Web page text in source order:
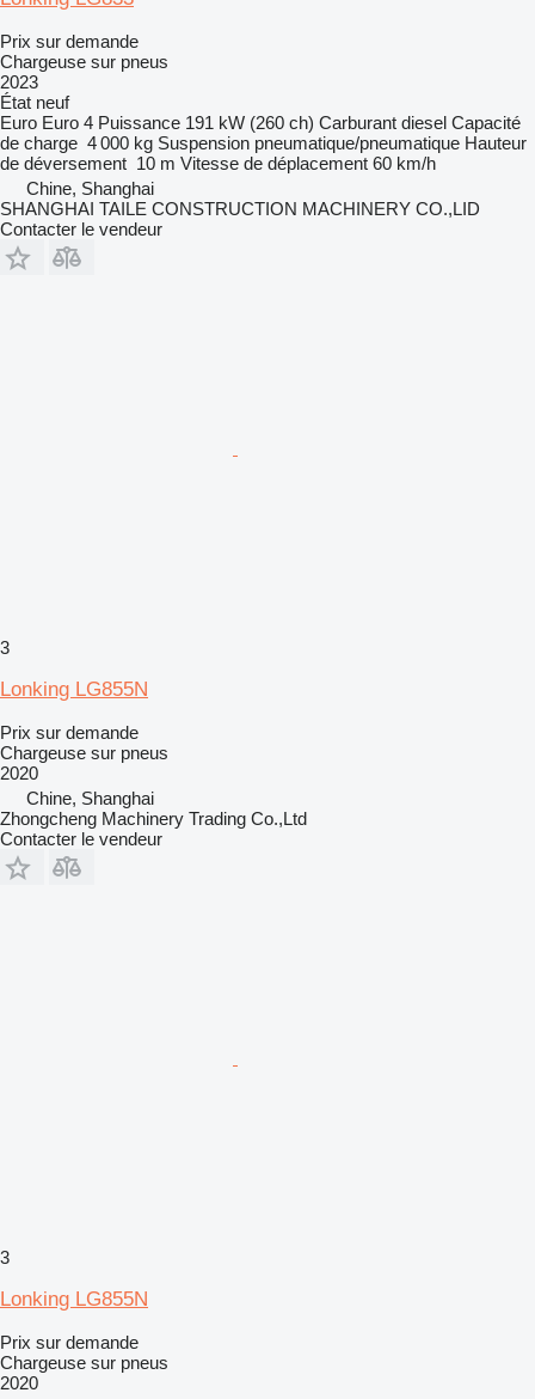
Prix sur demande
Chargeuse sur pneus
2023
État neuf
Euro Euro 4 Puissance 191 kW (260 ch) Carburant diesel Capacité
de charge 4 000 kg Suspension pneumatique/pneumatique Hauteur
de déversement 10 m Vitesse de déplacement 60 km/h
Chine, Shanghai
SHANGHAI TAILE CONSTRUCTION MACHINERY CO.,LID
Contacter le vendeur
3
Lonking LG855N
Prix sur demande
Chargeuse sur pneus
2020
Chine, Shanghai
Zhongcheng Machinery Trading Co.,Ltd
Contacter le vendeur
3
Lonking LG855N
Prix sur demande
Chargeuse sur pneus
2020